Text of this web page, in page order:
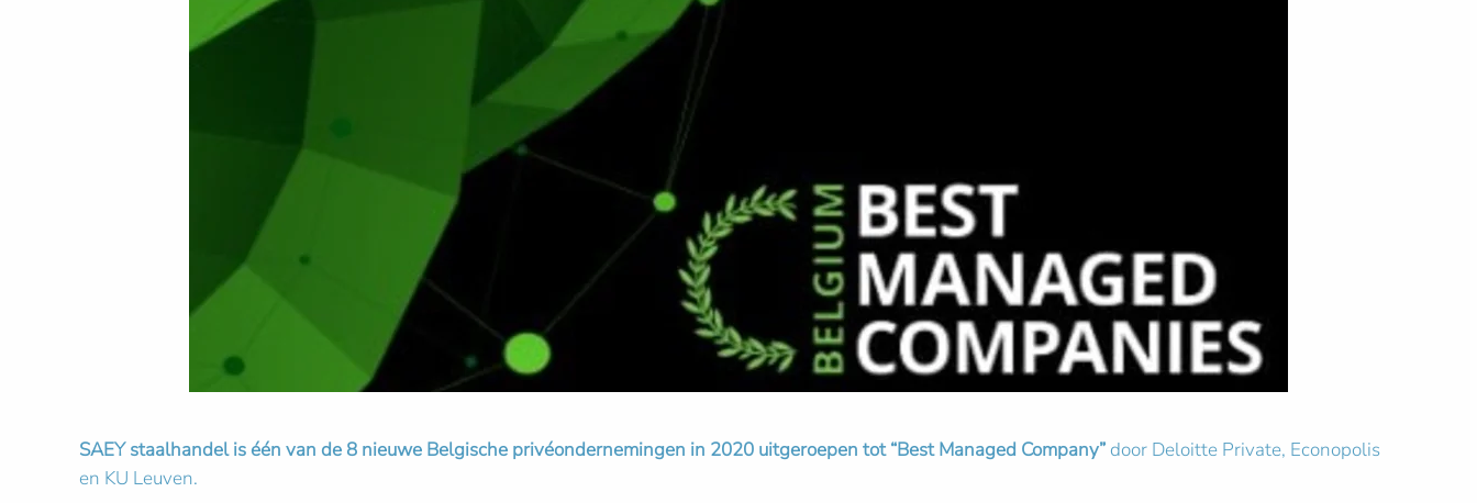
SAEY staalhandel is één van de 8 nieuwe Belgische privéondernemingen in 2020 uitgeroepen tot “Best Managed Company” door Deloitte Private, Econopolis
en KU Leuven.